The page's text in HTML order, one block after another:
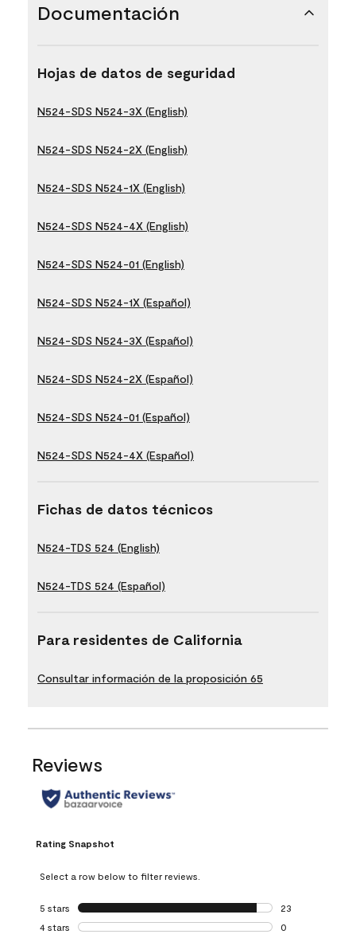
Documentación
Hojas de datos de seguridad
N524-SDS N524-3X (English)
N524-SDS N524-2X (English)
N524-SDS N524-1X (English)
N524-SDS N524-4X (English)
N524-SDS N524-01 (English)
N524-SDS N524-1X (Español)
N524-SDS N524-3X (Español)
N524-SDS N524-2X (Español)
N524-SDS N524-01 (Español)
N524-SDS N524-4X (Español)
Fichas de datos técnicos
N524-TDS 524 (English)
N524-TDS 524 (Español)
Para residentes de California
Consultar información de la proposición 65
Reviews
Rating Snapshot
Select a row below to filter reviews.
5 stars stars
23
23 reviews with
4 stars stars
0